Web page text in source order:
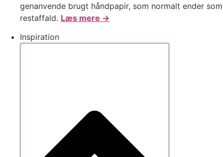
genanvende brugt håndpapir, som normalt ender som
restaffald. Læs mere →
Inspiration